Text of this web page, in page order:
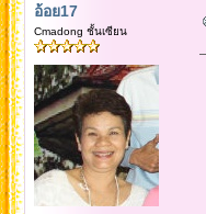
อ้อย17
Cmadong ชั้นเซียน